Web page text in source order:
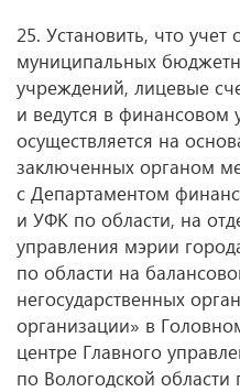
25. Установить, что
муниципальных
учреждений, лицевые
и ведутся в финансовом
осуществляется на
заключенных органом
с Департаментом
и УФК по области, на
управления мэрии
по области на
негосударственных
организации» в
центре Главного
по Вологодской области